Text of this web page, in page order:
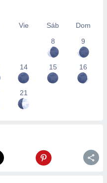
Vie Sáb
Dom
8
9
14 15 16
21